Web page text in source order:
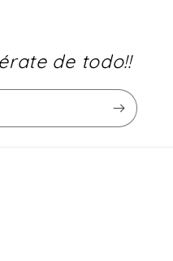
de todo!!